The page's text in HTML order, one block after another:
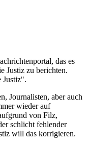
das es
Justiz zu berichten.
Justiz".
Journalisten, aber auch
wieder auf
von Filz,
schlicht fehlender
will das korrigieren.